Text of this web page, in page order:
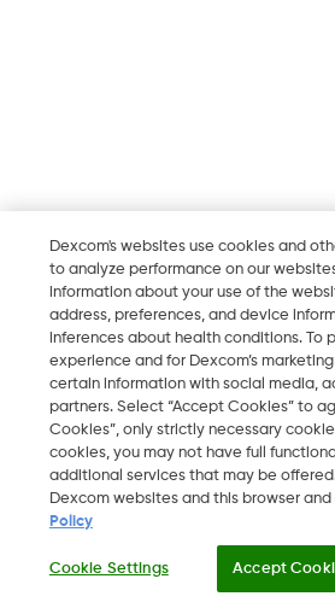
Dexcom's websites use cookies and
to analyze performance on our
information about your use of the
address, preferences, and device
inferences about health conditions. To
experience and for Dexcom’s
certain information with social media,
partners. Select “Accept Cookies” to
Cookies”, only strictly necessary
cookies, you may not have full
additional services that may be
Dexcom websites and this browser
Policy
Cookie Settings Accept